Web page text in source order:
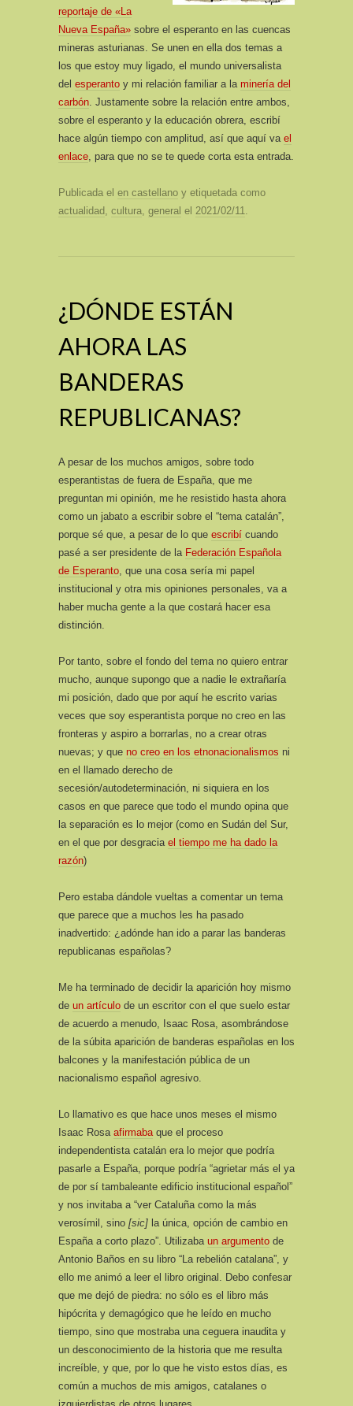
reportaje de «La
Nueva España» sobre el esperanto en las cuencas
mineras asturianas. Se unen en ella dos temas a
los que estoy muy ligado, el mundo universalista
del esperanto y mi relación familiar a la minería del
carbón. Justamente sobre la relación entre ambos,
sobre el esperanto y la educación obrera, escribí
hace algún tiempo con amplitud, así que aquí va el
enlace, para que no se te quede corta esta entrada.
Publicada el en castellano y etiquetada como
actualidad, cultura, general el 2021/02/11.
¿DÓNDE ESTÁN
AHORA LAS
BANDERAS
REPUBLICANAS?
A pesar de los muchos amigos, sobre todo
esperantistas de fuera de España, que me
preguntan mi opinión, me he resistido hasta ahora
como un jabato a escribir sobre el “tema catalán”,
porque sé que, a pesar de lo que escribí cuando
pasé a ser presidente de la Federación Española
de Esperanto, que una cosa sería mi papel
institucional y otra mis opiniones personales, va a
haber mucha gente a la que costará hacer esa
distinción.
Por tanto, sobre el fondo del tema no quiero entrar
mucho, aunque supongo que a nadie le extrañaría
mi posición, dado que por aquí he escrito varias
veces que soy esperantista porque no creo en las
fronteras y aspiro a borrarlas, no a crear otras
nuevas; y que no creo en los etnonacionalismos ni
en el llamado derecho de
secesión/autodeterminación, ni siquiera en los
casos en que parece que todo el mundo opina que
la separación es lo mejor (como en Sudán del Sur,
en el que por desgracia el tiempo me ha dado la
razón)
Pero estaba dándole vueltas a comentar un tema
que parece que a muchos les ha pasado
inadvertido: ¿adónde han ido a parar las banderas
republicanas españolas?
Me ha terminado de decidir la aparición hoy mismo
de un artículo de un escritor con el que suelo estar
de acuerdo a menudo, Isaac Rosa, asombrándose
de la súbita aparición de banderas españolas en los
balcones y la manifestación pública de un
nacionalismo español agresivo.
Lo llamativo es que hace unos meses el mismo
Isaac Rosa afirmabaque el proceso
independentista catalán era lo mejor que podría
pasarle a España, porque podría “agrietar más el ya
de por sí tambaleante edificio institucional español”
y nos invitaba a “ver Cataluña como la más
verosímil, sino [sic] la única, opción de cambio en
España a corto plazo”. Utilizaba un argumento de
Antonio Baños en su libro “La rebelión catalana”, y
ello me animó a leer el libro original. Debo confesar
que me dejó de piedra: no sólo es el libro más
hipócrita y demagógico que he leído en mucho
tiempo, sino que mostraba una ceguera inaudita y
un desconocimiento de la historia que me resulta
increíble, y que, por lo que he visto estos días, es
común a muchos de mis amigos, catalanes o